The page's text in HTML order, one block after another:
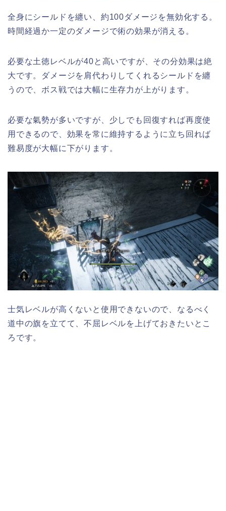
全身にシールドを纏い、約100ダメージを無効化する。
時間経過か一定のダメージで術の効果が消える。
必要な土徳レベルが40と高いですが、その分効果は絶
大です。ダメージを肩代わりしてくれるシールドを纏
うので、ボス戦では大幅に生存力が上がります。
必要な氣勢が多いですが、少しでも回復すれば再度使
用できるので、効果を常に維持するように立ち回れば
難易度が大幅に下がります。
士気レベルが高くないと使用できないので、なるべく
道中の旗を立てて、不屈レベルを上げておきたいとこ
ろです。